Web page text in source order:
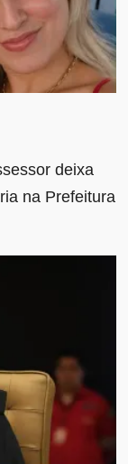
deixa
na Prefeitura